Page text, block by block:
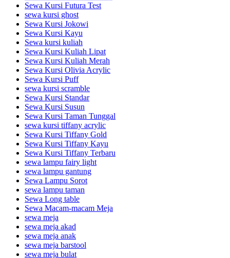
Sewa Kursi Futura Test
sewa kursi ghost
Sewa Kursi Jokowi
Sewa Kursi Kayu
Sewa kursi kuliah
Sewa Kursi Kuliah Lipat
Sewa Kursi Kuliah Merah
Sewa Kursi Olivia Acrylic
Sewa Kursi Puff
sewa kursi scramble
Sewa Kursi Standar
Sewa Kursi Susun
Sewa Kursi Taman Tunggal
sewa kursi tiffany acrylic
Sewa Kursi Tiffany Gold
Sewa Kursi Tiffany Kayu
Sewa Kursi Tiffany Terbaru
sewa lampu fairy light
sewa lampu gantung
Sewa Lampu Sorot
sewa lampu taman
Sewa Long table
Sewa Macam-macam Meja
sewa meja
sewa meja akad
sewa meja anak
sewa meja barstool
sewa meja bulat